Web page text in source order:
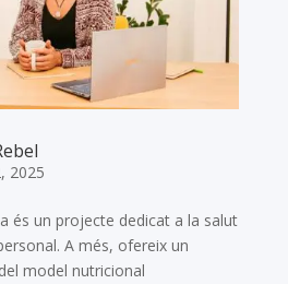
2025
és un projecte dedicat a la salut
A més, ofereix un
model nutricional